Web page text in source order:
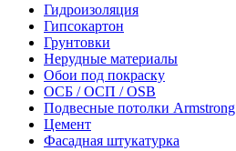
Гидроизоляция
Гипсокартон
Грунтовки
Нерудные материалы
Обои под покраску
ОСБ / ОСП / OSB
Подвесные потолки Armstrong
Цемент
Фасадная штукатурка